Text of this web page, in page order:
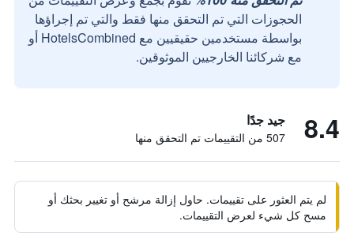
الحجوزات التي تم التحقق منها فقط والتي تم إجراؤها
بواسطة مستخدمين حقيقيين مع HotelsCombined أو
مع شركائنا الخارجيين الموثوقين.
8.4 جيد جدًا
507 من التقييمات تم التحقق منها
لم يتم العثور على تقييمات. حاول إزالة مرشح أو تغيير بحثك أو
مسح كل شيء لعرض التقييمات.